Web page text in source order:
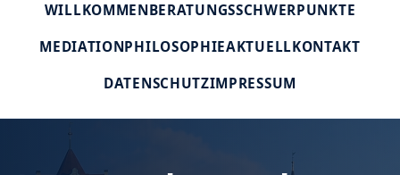
WILLKOMMENBERATUNGSSCHWERPUNKTE
MEDIATIONPHILOSOPHIEAKTUELLKONTAKT
DATENSCHUTZIMPRESSUM